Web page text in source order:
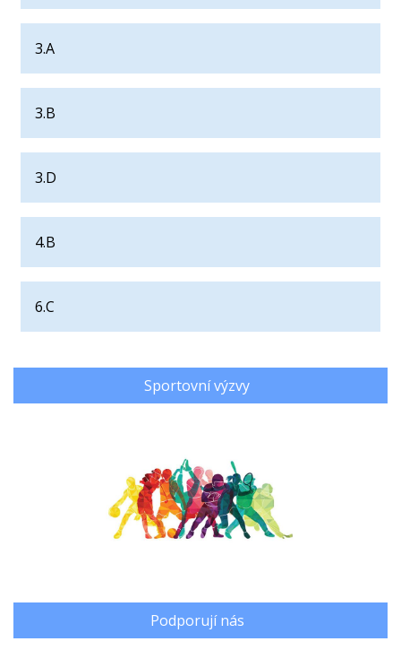
3.A
3.B
3.D
4.B
6.C
Sportovní výzvy
Podporují nás